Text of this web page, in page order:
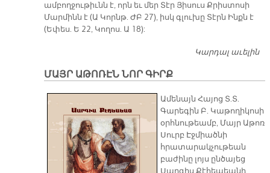
ամբողջութիւնն է, որն եւ մեր Տէր Յիսուս Քրիստոսի
Մարմինն է (Ա Կորնթ. ԺԲ 27), իսկ գլուխը Տէրն Ինքն է
(Եփես. Ե 22, Կողոս. Ա 18):
Կարդալ աւելին
ՄԱՅՐ ԱԹՈՌԷՆ ՆՈՐ ԳԻՐՔ
Ամենայն Հայոց Տ.Տ.
Գարեգին Բ. Կաթողիկոսի
օրհնութեամբ, Մայր Աթոռ
Սուրբ Էջմիածնի
հրատարակչութեան
բաժինը լոյս ընծայեց